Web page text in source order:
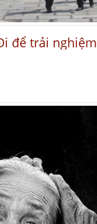
để trải nghiệm